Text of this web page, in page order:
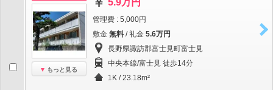
もっと見る
5.9万円
管理費 : 5,000円
敷金 無料 / 礼金 5.6万円
長野県諏訪郡富士見町富士見
中央本線/富士見 徒歩14分
1K / 23.18m²